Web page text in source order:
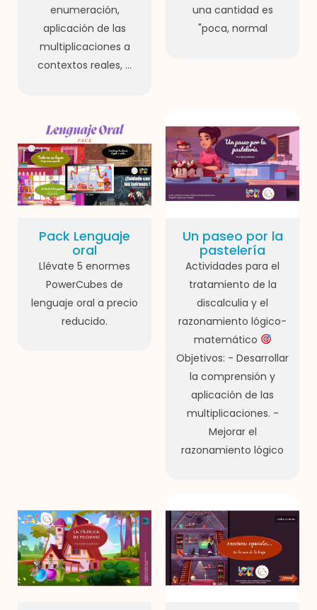
enumeración,
aplicación de las
multiplicaciones a
contextos reales, ...
una cantidad es
"poca, normal
Pack Lenguaje
oral
Llévate 5 enormes
PowerCubes de
lenguaje oral a precio
reducido.
Un paseo por la
pastelería
Actividades para el
tratamiento de la
discalculia y el
razonamiento lógico-
matemático
Objetivos: - Desarrollar
la comprensión y
aplicación de las
multiplicaciones. -
Mejorar el
razonamiento lógico